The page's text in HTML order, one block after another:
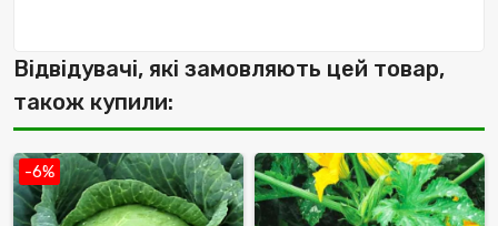
Відвідувачі, які замовляють цей товар,
також купили:
-6%